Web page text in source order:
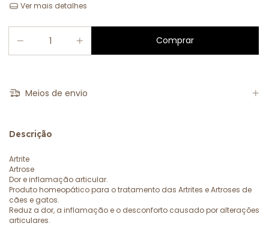
Ver mais detalhes
Meios de envio
Descrição
Artrite
Artrose
Dor e inflamação articular.
Produto homeopático para o tratamento das Artrites e Artroses de
cães e gatos.
Reduz a dor, a inflamação e o desconforto causado por alterações
articulares.